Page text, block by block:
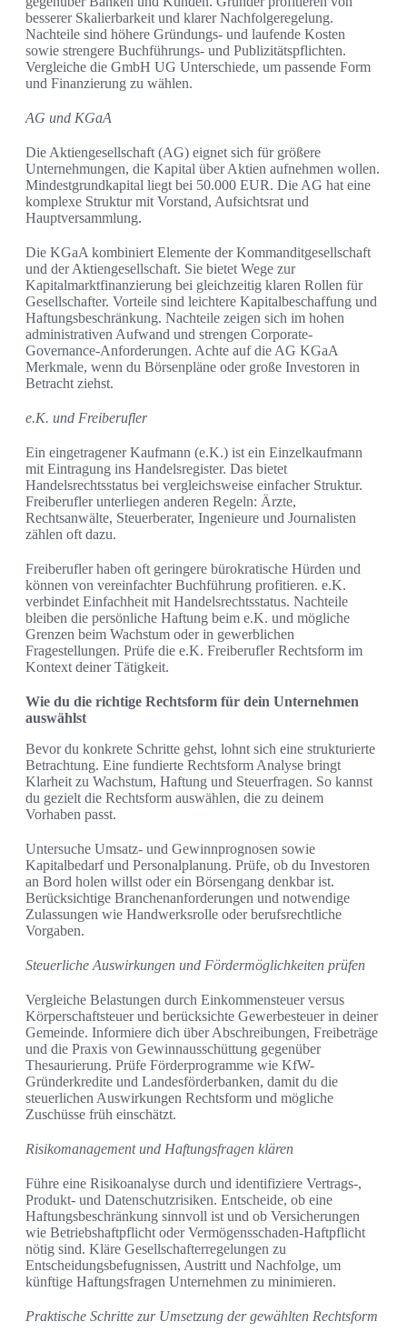
besserer Skalierbarkeit und klarer Nachfolgeregelung.
Nachteile sind höhere Gründungs- und laufende Kosten
sowie strengere Buchführungs- und Publizitätspflichten.
Vergleiche die GmbH UG Unterschiede, um passende Form
und Finanzierung zu wählen.
AG und KGaA
Die Aktiengesellschaft (AG) eignet sich für größere
Unternehmungen, die Kapital über Aktien aufnehmen wollen.
Mindestgrundkapital liegt bei 50.000 EUR. Die AG hat eine
komplexe Struktur mit Vorstand, Aufsichtsrat und
Hauptversammlung.
Die KGaA kombiniert Elemente der Kommanditgesellschaft
und der Aktiengesellschaft. Sie bietet Wege zur
Kapitalmarktfinanzierung bei gleichzeitig klaren Rollen für
Gesellschafter. Vorteile sind leichtere Kapitalbeschaffung und
Haftungsbeschränkung. Nachteile zeigen sich im hohen
administrativen Aufwand und strengen Corporate-
Governance-Anforderungen. Achte auf die AG KGaA
Merkmale, wenn du Börsenpläne oder große Investoren in
Betracht ziehst.
e.K. und Freiberufler
Ein eingetragener Kaufmann (e.K.) ist ein Einzelkaufmann
mit Eintragung ins Handelsregister. Das bietet
Handelsrechtsstatus bei vergleichsweise einfacher Struktur.
Freiberufler unterliegen anderen Regeln: Ärzte,
Rechtsanwälte, Steuerberater, Ingenieure und Journalisten
zählen oft dazu.
Freiberufler haben oft geringere bürokratische Hürden und
können von vereinfachter Buchführung profitieren. e.K.
verbindet Einfachheit mit Handelsrechtsstatus. Nachteile
bleiben die persönliche Haftung beim e.K. und mögliche
Grenzen beim Wachstum oder in gewerblichen
Fragestellungen. Prüfe die e.K. Freiberufler Rechtsform im
Kontext deiner Tätigkeit.
Wie du die richtige Rechtsform für dein Unternehmen
auswählst
Bevor du konkrete Schritte gehst, lohnt sich eine strukturierte
Betrachtung. Eine fundierte Rechtsform Analyse bringt
Klarheit zu Wachstum, Haftung und Steuerfragen. So kannst
du gezielt die Rechtsform auswählen, die zu deinem
Vorhaben passt.
Untersuche Umsatz- und Gewinnprognosen sowie
Kapitalbedarf und Personalplanung. Prüfe, ob du Investoren
an Bord holen willst oder ein Börsengang denkbar ist.
Berücksichtige Branchenanforderungen und notwendige
Zulassungen wie Handwerksrolle oder berufsrechtliche
Vorgaben.
Steuerliche Auswirkungen und Fördermöglichkeiten prüfen
Vergleiche Belastungen durch Einkommensteuer versus
Körperschaftsteuer und berücksichte Gewerbesteuer in deiner
Gemeinde. Informiere dich über Abschreibungen, Freibeträge
und die Praxis von Gewinnausschüttung gegenüber
Thesaurierung. Prüfe Förderprogramme wie KfW-
Gründerkredite und Landesförderbanken, damit du die
steuerlichen Auswirkungen Rechtsform und mögliche
Zuschüsse früh einschätzt.
Risikomanagement und Haftungsfragen klären
Führe eine Risikoanalyse durch und identifiziere Vertrags-,
Produkt- und Datenschutzrisiken. Entscheide, ob eine
Haftungsbeschränkung sinnvoll ist und ob Versicherungen
wie Betriebshaftpflicht oder Vermögensschaden-Haftpflicht
nötig sind. Kläre Gesellschafterregelungen zu
Entscheidungsbefugnissen, Austritt und Nachfolge, um
künftige Haftungsfragen Unternehmen zu minimieren.
Praktische Schritte zur Umsetzung der gewählten Rechtsform